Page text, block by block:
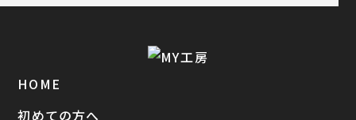
HOME
初めての方へ